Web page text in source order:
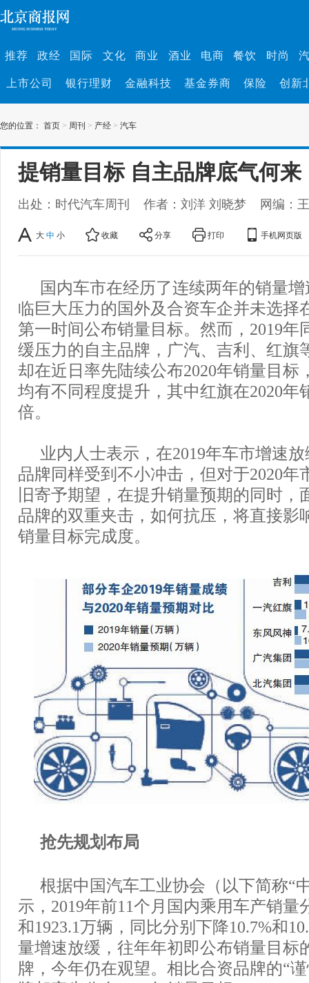
推荐 政经 国际 文化 商业 酒业 电商 餐饮 时尚
上市公司 银行理财 金融科技 基金券商 保险 创新
您的位置： 首页 > 周刊 > 产经 > 汽车
提销量目标 自主品牌底气何来
出处：时代汽车周刊 作者：刘洋 刘晓梦 网编：
大 中 小 收藏 分享 打印 手机网页版
国内车市在经历了连续两年的销量
临巨大压力的国外及合资车企并未选择
第一时间公布销量目标。然而，2019年
缓压力的自主品牌，广汽、吉利、红旗
却在近日率先陆续公布2020年销量目标
均有不同程度提升，其中红旗在2020年
倍。
业内人士表示，在2019年车市增速
品牌同样受到不小冲击，但对于2020年
旧寄予期望，在提升销量预期的同时，
品牌的双重夹击，如何抗压，将直接影
销量目标完成度。
抢先规划布局
根据中国汽车工业协会（以下简称“
示，2019年前11个月国内乘用车产销量
和1923.1万辆，同比分别下降10.7%和
量增速放缓，往年年初即公布销量目标
牌，今年仍在观望。相比合资品牌的“